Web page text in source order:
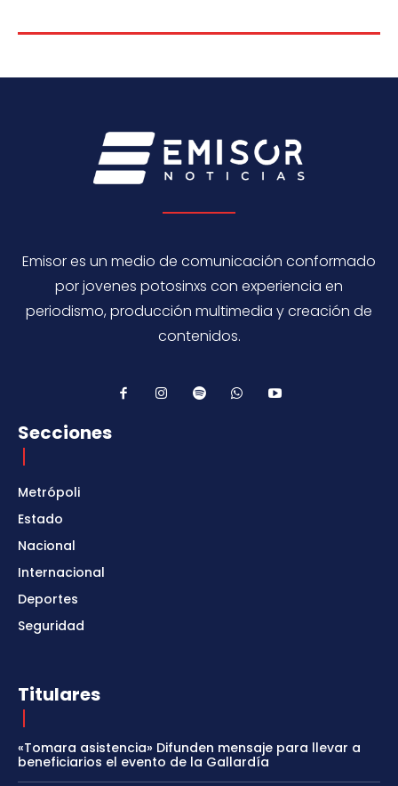
Emisor es un medio de comunicación conformado
por jovenes potosinxs con experiencia en
periodismo, producción multimedia y creación de
contenidos.
Secciones
Metrópoli
Estado
Nacional
Internacional
Deportes
Seguridad
Titulares
«Tomara asistencia» Difunden mensaje para llevar a
beneficiarios el evento de la Gallardía